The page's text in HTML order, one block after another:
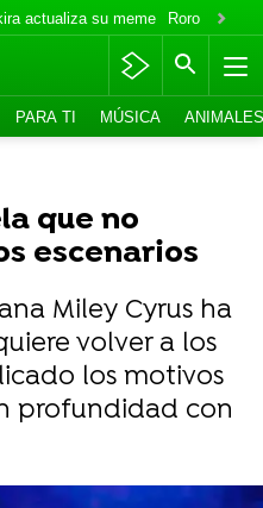
actualiza su meme Roro lo niega
PARA TI MÚSICA ANIMALES
que no
escenarios
Miley Cyrus ha
volver a los
los motivos
profundidad con